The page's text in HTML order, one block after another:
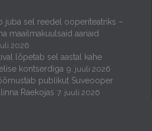
juba sel reedel ooperiteatriks –
maailmakuulsaid aariaid
2026
lõpetab sel aastal kahe
kontserdiga 9. juuli 2026
publikut Suveooper
Raekojas 7. juuli 2026